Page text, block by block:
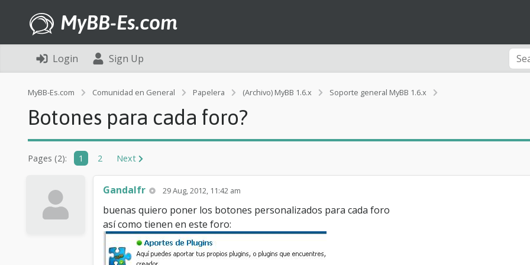
MyBB-Es.com
Login
Sign Up
MyBB-Es.com Comunidad en General Papelera (Archivo) MyBB 1.6.x Soporte general MyBB 1.6.x
n
Botones para cada foro?
Pages (2): 1 2 Next
Gandalfr 29 Aug, 2012, 11:42 am
buenas quiero poner los botones personalizados para cada foro
así como tienen en este foro: